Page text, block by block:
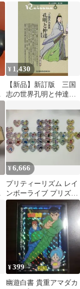
¥ 1,430
【新品】新訂版 三国
志の世界孔明と仲達
０２
¥6,666
プリティーリズム レイ
ンボーライブ プリズム
ストーン 大量まとめ売
¥399
幽遊白書 貴重アマダカ